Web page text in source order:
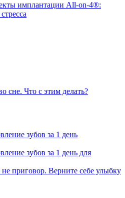
имплантации All-on-4®:
сне. Что с этим делать?
зубов за 1 день
зубов за 1 день для
приговор. Верните себе улыбку